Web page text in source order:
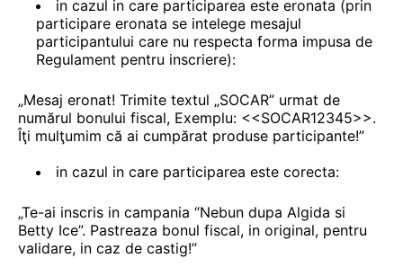
in cazul in care participarea este eronata (prin
participare eronata se intelege mesajul
participantului care nu respecta forma impusa de
Regulament pentru inscriere):
„Mesaj eronat! Trimite textul „SOCAR” urmat de
numărul bonului fiscal, Exemplu: <<SOCAR12345>>.
Îţi mulţumim că ai cumpărat produse participante!”
in cazul in care participarea este corecta:
„Te-ai inscris in campania “Nebun dupa Algida si
Betty Ice”. Pastreaza bonul fiscal, in original, pentru
validare, in caz de castig!”